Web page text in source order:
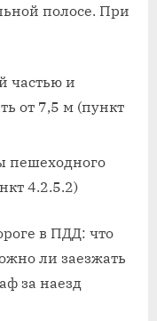
полосе. При
частью и
от 7,5 м (пункт
пешеходного
4.2.5.2)